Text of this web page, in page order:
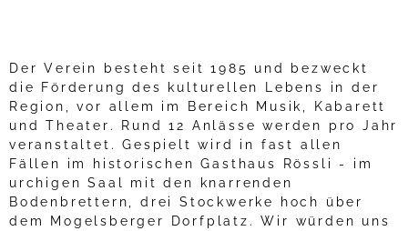
Der Verein besteht seit 1985 und bezweckt
die Förderung des kulturellen Lebens in der
Region, vor allem im Bereich Musik, Kabarett
und Theater. Rund 12 Anlässe werden pro Jahr
veranstaltet. Gespielt wird in fast allen
Fällen im historischen Gasthaus Rössli - im
urchigen Saal mit den knarrenden
Bodenbrettern, drei Stockwerke hoch über
dem Mogelsberger Dorfplatz. Wir würden uns